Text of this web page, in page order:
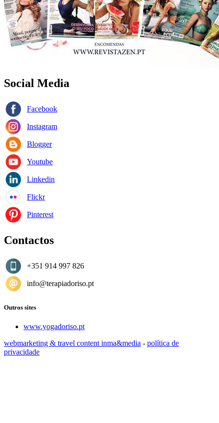
Social Media
Facebook
Instagram
Blogger
Youtube
Linkedin
Flickr
Pinterest
Contactos
+351 914 997 826
info@terapiadoriso.pt
Outros sites
www.yogadoriso.pt
webmarketing & travel content inma&media - política de
privacidade